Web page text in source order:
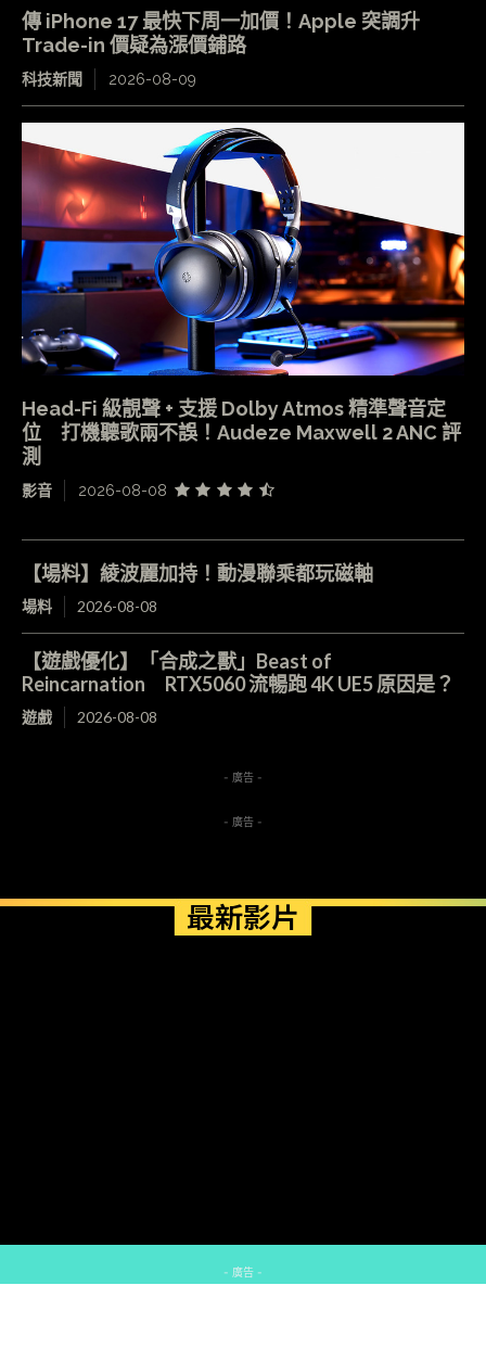
傳 iPhone 17 最快下周一加價！Apple 突調升
Trade-in 價疑為漲價鋪路
科技新聞 2026-08-09
Head-Fi 級靚聲 + 支援 Dolby Atmos 精準聲音定
位 打機聽歌兩不誤！Audeze Maxwell 2 ANC 評
測
影音 2026-08-08
【場料】綾波麗加持！動漫聯乘都玩磁軸
場料 2026-08-08
【遊戲優化】「合成之獸」Beast of
Reincarnation RTX5060 流暢跑 4K UE5 原因是？
遊戲 2026-08-08
- 廣告 -
- 廣告 -
最新影片
- 廣告 -